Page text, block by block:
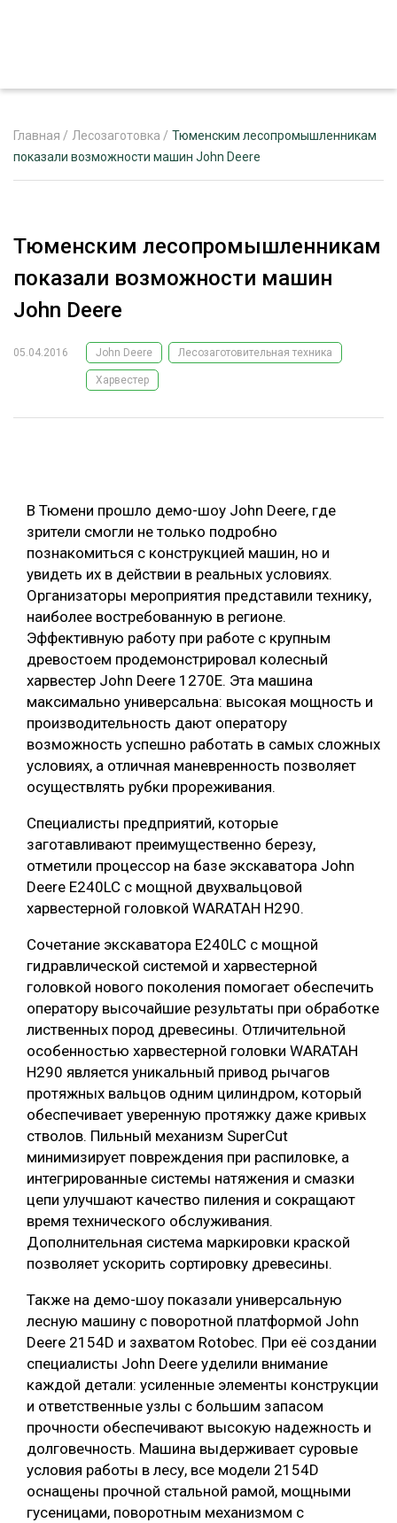
РЕКЛАМОДАТЕЛЯМ
ЛЕСНОЕ ХОЗЯЙСТВО
ЛЕСОЗАГОТОВКА
ОБРАБОТКА ДРЕВЕСИНЫ
ЛЕСОВОССТАНОВЛЕНИЕ И ЗАЩИТА
ЛОГИСТИКА
ПРОИЗВОДСТВО ДРЕВЕСНЫХ ПЛИТ
ЦБП
КОМПЛЕКСНАЯ ПЕРЕРАБОТКА
ДЕРЕВЯННОЕ ДОМОСТРОЕНИЕ
СОРТИРОВКА ДРЕВЕСИНЫ
СУШКА ДРЕВЕСИНЫ
МЕБЕЛЬНОЕ ПРОИЗВОДСТВО
ТЕМАТИЧЕСКИЕ ПРОЕКТЫ
ПОДБОРКИ СТАТЕЙ
ЭКСПЕРТНОЕ МНЕНИЕ
Главная / Лесозаготовка / Тюменским лесопромышленникам
показали возможности машин John Deere
Тюменским лесопромышленникам
показали возможности машин
John Deere
05.04.2016 John Deere Лесозаготовительная техника
Харвестер
В Тюмени прошло демо-шоу John Deere, где
зрители смогли не только подробно
познакомиться с конструкцией машин, но и
увидеть их в действии в реальных условиях.
Организаторы мероприятия представили технику,
наиболее востребованную в регионе.
Эффективную работу при работе с крупным
древостоем продемонстрировал колесный
харвестер John Deere 1270Е. Эта машина
максимально универсальна: высокая мощность и
производительность дают оператору
возможность успешно работать в самых сложных
условиях, а отличная маневренность позволяет
осуществлять рубки прореживания.
Специалисты предприятий, которые
заготавливают преимущественно березу,
отметили процессор на базе экскаватора John
Deere Е240LC с мощной двухвальцовой
харвестерной головкой WARATAH H290.
Сочетание экскаватора Е240LC с мощной
гидравлической системой и харвестерной
головкой нового поколения помогает обеспечить
оператору высочайшие результаты при обработке
лиственных пород древесины. Отличительной
особенностью харвестерной головки WARATAH
H290 является уникальный привод рычагов
протяжных вальцов одним цилиндром, который
обеспечивает уверенную протяжку даже кривых
стволов. Пильный механизм SuperCut
минимизирует повреждения при распиловке, а
интегрированные системы натяжения и смазки
цепи улучшают качество пиления и сокращают
время технического обслуживания.
Дополнительная система маркировки краской
позволяет ускорить сортировку древесины.
Также на демо-шоу показали универсальную
лесную машину с поворотной платформой John
Deere 2154D и захватом Rotobec. При её создании
специалисты John Deere уделили внимание
каждой детали: усиленные элементы конструкции
и ответственные узлы с большим запасом
прочности обеспечивают высокую надежность и
долговечность. Машина выдерживает суровые
условия работы в лесу, все модели 2154D
оснащены прочной стальной рамой, мощными
гусеницами, поворотным механизмом с